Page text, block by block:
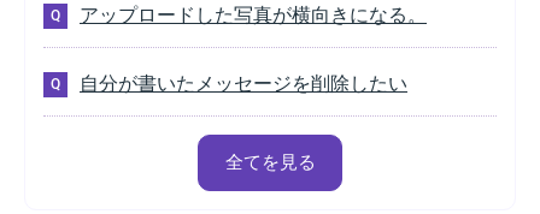
アップロードした写真が横向きになる。
自分が書いたメッセージを削除したい
全てを見る